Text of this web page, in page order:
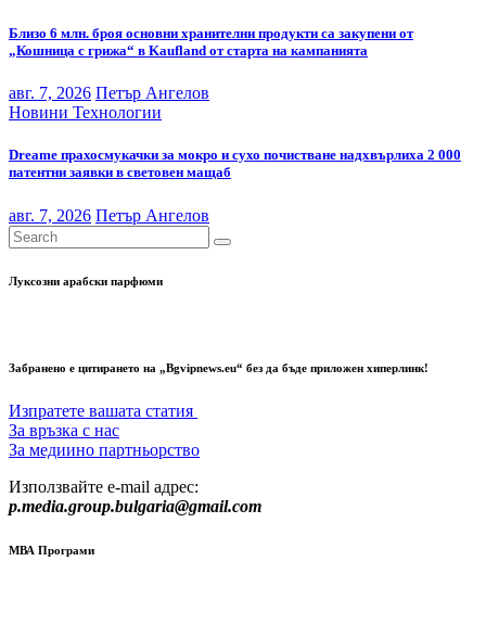
Близо 6 млн. броя основни хранителни продукти са закупени от
„Кошница с грижа“ в Kaufland от старта на кампанията
авг. 7, 2026 Петър Ангелов
Новини Технологии
Dreame прахосмукачки за мокро и сухо почистване надхвърлиха 2 000
патентни заявки в световен мащаб
авг. 7, 2026 Петър Ангелов
Луксозни арабски парфюми
Забранено е цитирането на „Bgvipnews.eu“ без да бъде приложен хиперлинк!
Изпратете вашата статия
За връзка с нас
За медиино партньорство
Използвайте e-mail адрес:
p.media.group.bulgaria@gmail.com
МВА Програми